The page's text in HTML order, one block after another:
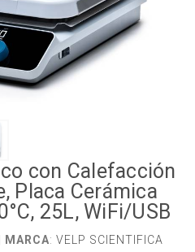
con Calefacción
Placa Cerámica
25L, WiFi/USB
MARCA: VELP SCIENTIFICA